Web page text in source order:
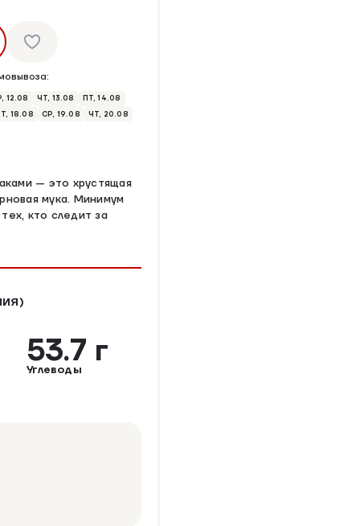
12.08 ЧТ, 13.08
ПТ, 14.08
18.08 СР, 19.08
ЧТ, 20.08
— это хрустящая
мука. Минимум
кто следит за
53.7 г
Углеводы